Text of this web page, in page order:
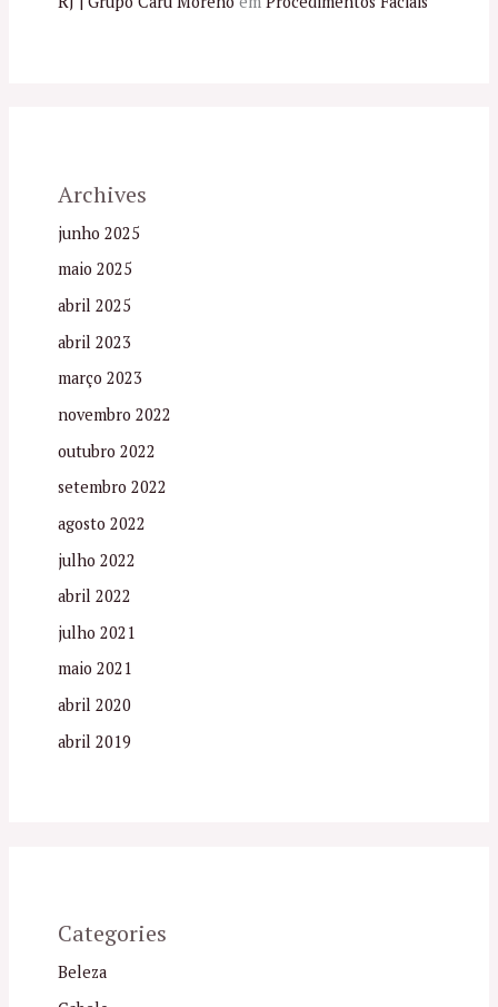
Archives
junho 2025
maio 2025
abril 2025
abril 2023
março 2023
novembro 2022
outubro 2022
setembro 2022
agosto 2022
julho 2022
abril 2022
julho 2021
maio 2021
abril 2020
abril 2019
Categories
Beleza